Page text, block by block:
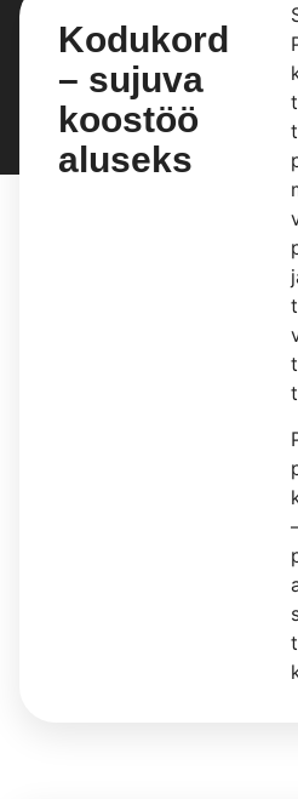
Kodukord
– sujuva
koostöö
aluseks